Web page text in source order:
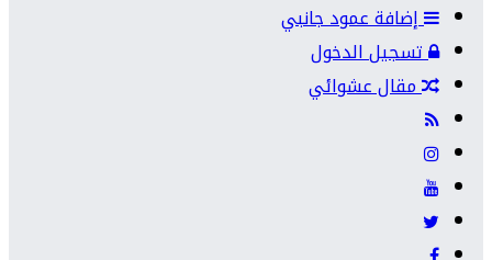
إضافة عمود جانبي
تسجيل الدخول
مقال عشوائي